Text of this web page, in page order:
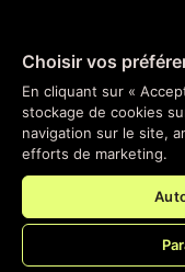
Atténuation
perturbatrices
Sécurité des
Sécurisez vos
Choisir vos
En cliquant sur «
stockage de cookies
navigation sur le site,
efforts de marketing.